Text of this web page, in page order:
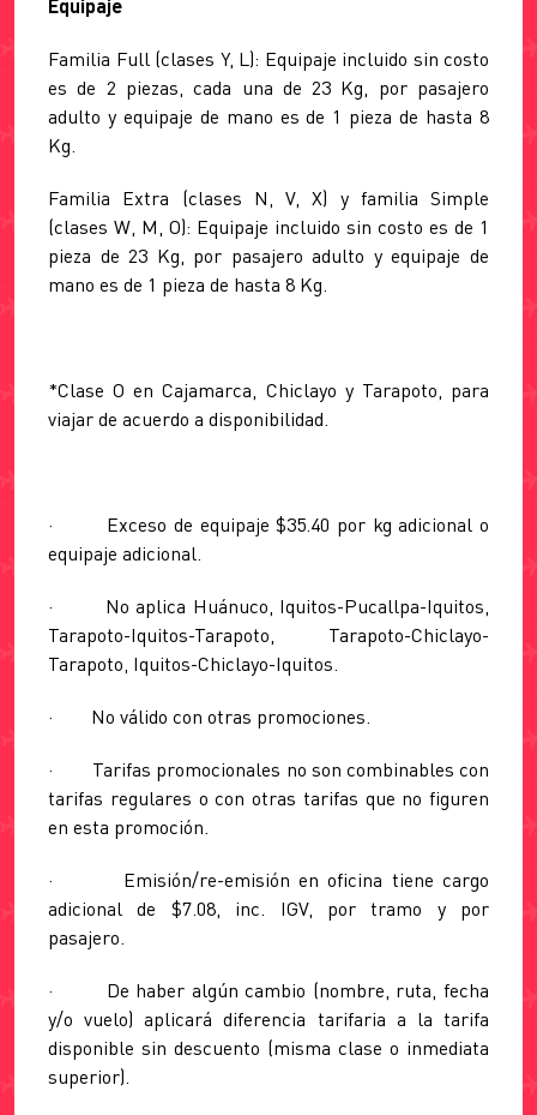
Equipaje
Familia Full (clases Y, L): Equipaje incluido sin costo
es de 2 piezas, cada una de 23 Kg, por pasajero
adulto y equipaje de mano es de 1 pieza de hasta 8
Kg.
Familia Extra (clases N, V, X) y familia Simple
(clases W, M, O): Equipaje incluido sin costo es de 1
pieza de 23 Kg, por pasajero adulto y equipaje de
mano es de 1 pieza de hasta 8 Kg.
*Clase O en Cajamarca, Chiclayo y Tarapoto, para
viajar de acuerdo a disponibilidad.
· Exceso de equipaje $35.40 por kg adicional o
equipaje adicional.
· No aplica Huánuco, Iquitos-Pucallpa-Iquitos,
Tarapoto-Iquitos-Tarapoto, Tarapoto-Chiclayo-
Tarapoto, Iquitos-Chiclayo-Iquitos.
· No válido con otras promociones.
· Tarifas promocionales no son combinables con
tarifas regulares o con otras tarifas que no figuren
en esta promoción.
· Emisión/re-emisión en oficina tiene cargo
adicional de $7.08, inc. IGV, por tramo y por
pasajero.
· De haber algún cambio (nombre, ruta, fecha
y/o vuelo) aplicará diferencia tarifaria a la tarifa
disponible sin descuento (misma clase o inmediata
superior).